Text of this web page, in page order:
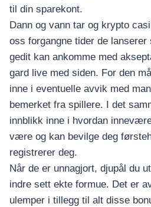
til din sparekont.
Dann og vann tar og krypto
oss forgangne tider de lanserer
gedit kan ankomme med
gard live med siden. For den
inne i eventuelle avvik med
bemerket fra spillere. I det
innblikk inne i hvordan
være og kan bevilge deg
registrerer deg.
Når de er unnagjort, djupål du
indre sett ekte formue. Det er
ulemper i tillegg til alt disse